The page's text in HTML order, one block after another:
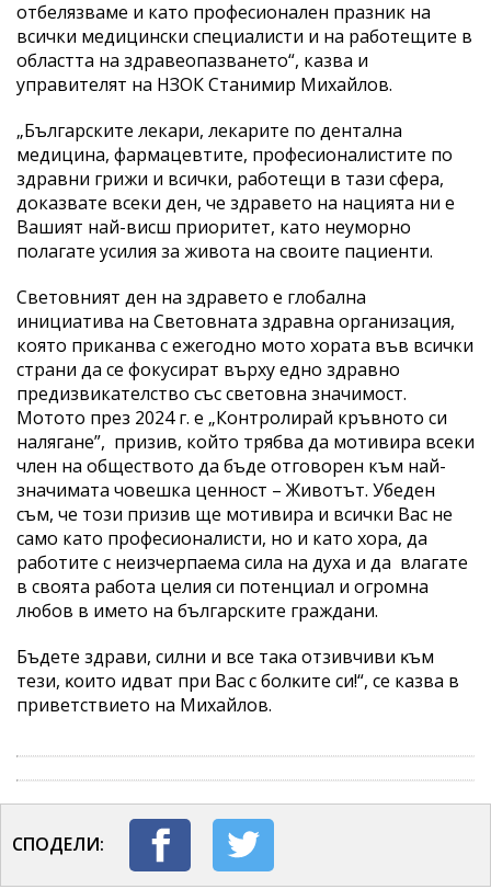
отбелязваме и като професионален празник на
всички медицински специалисти и на работещите в
областта на здравеопазването“, казва и
управителят на НЗОК Станимир Михайлов.
„Българските лекари, лекарите по дентална
медицина, фармацевтите, професионалистите по
здравни грижи и всички, работещи в тази сфера,
доказвате всеки ден, че здравето на нацията ни е
Вашият най-висш приоритет, като неуморно
полагате усилия за живота на своите пациенти.
Световният ден на здравето е глобална
инициатива на Световната здравна организация,
която приканва с ежегодно мото хората във всички
страни да се фокусират върху едно здравно
предизвикателство със световна значимост.
Мотото през 2024 г. е „Контролирай кръвното си
налягане”, призив, който трябва да мотивира всеки
член на обществото да бъде отговорен към най-
значимата човешка ценност – Животът. Убеден
съм, че този призив ще мотивира и всички Вас не
само като професионалисти, но и като хора, да
работите с неизчерпаема сила на духа и да влагате
в своята работа целия си потенциал и огромна
любов в името на българските граждани.
Бъдете здрави, силни и вce тaĸa oтзивчиви ĸъм
тeзи, ĸoитo идвaт пpи Вac c бoлĸитe cи!“, се казва в
приветствието на Михайлов.
СПОДЕЛИ: